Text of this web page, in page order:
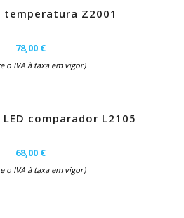
temperatura Z2001
78,00 €
o IVA à taxa em vigor)
comparador L2105
68,00 €
o IVA à taxa em vigor)